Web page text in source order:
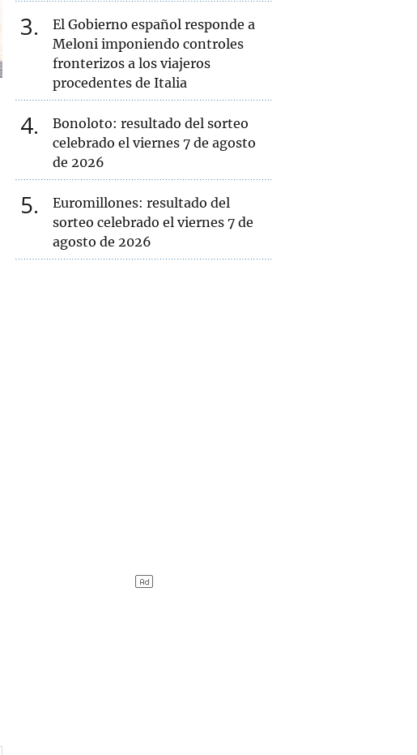
3
El Gobierno español responde a
Meloni imponiendo controles
fronterizos a los viajeros
procedentes de Italia
4
Bonoloto: resultado del sorteo
celebrado el viernes 7 de agosto
de 2026
5
Euromillones: resultado del
sorteo celebrado el viernes 7 de
agosto de 2026